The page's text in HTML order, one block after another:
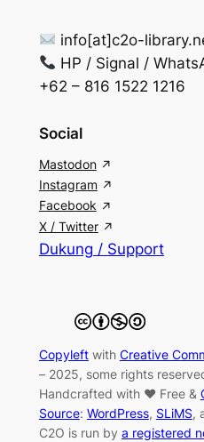
info[at]c2o-
HP / Signal /
+62 – 816 1522 1216
Social
Mastodon
Instagram
Facebook
X / Twitter
Dukung / Support
Copyleftwith Creative
– 2025, some rights
Handcrafted with ♥ Free &
Source: WordPress, SLiMS,
C2O is run by a registered